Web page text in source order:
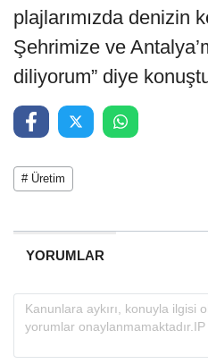
plajlarımızda denizin
Şehrimize ve
diliyorum” diye
# Üretim
YORUMLAR